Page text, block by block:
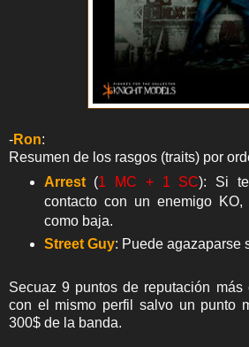
-Ron:
Resumen de los rasgos (traits) por
Arrest(1 MC + 1 SC): Si te
contacto con un enemigo KO,
como baja.
Street Guy: Puede agazaparse
Secuaz 9 puntos de reputación
con el mismo perfil salvo un punto
300$ de la banda.